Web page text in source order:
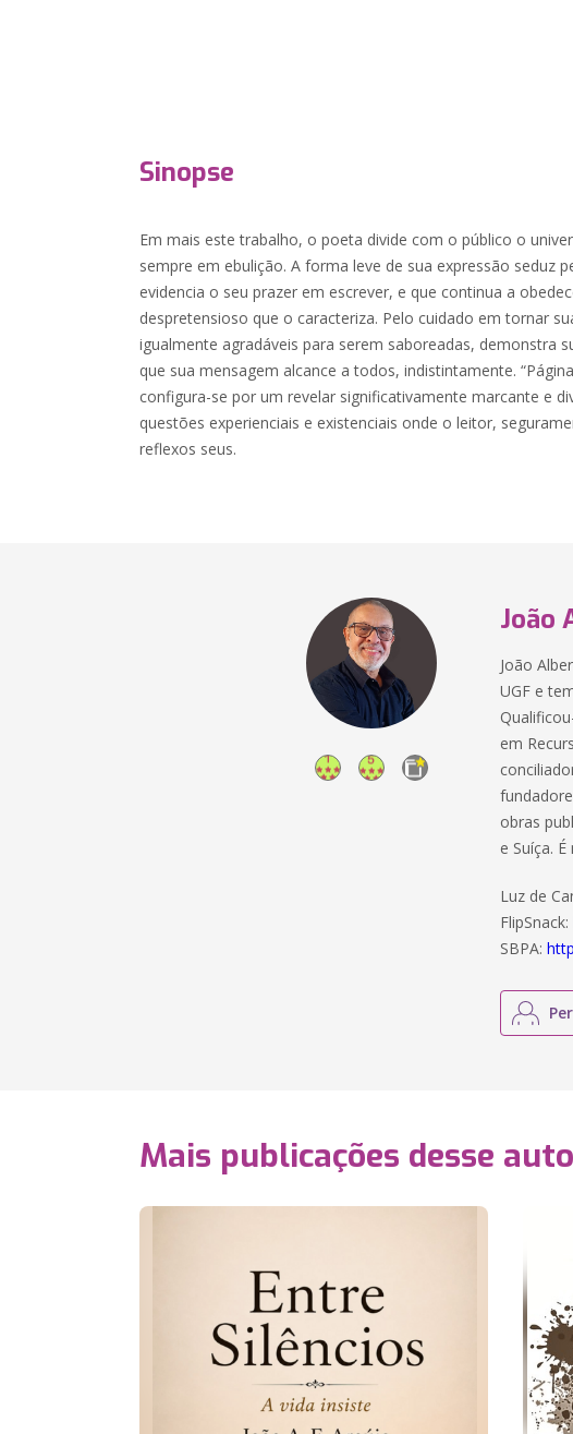
Sinopse
Em mais este trabalho, o poeta divide com o público o
sempre em ebulição. A forma leve de sua expressão seduz
evidencia o seu prazer em escrever, e que continua a
despretensioso que o caracteriza. Pelo cuidado em tornar
igualmente agradáveis para serem saboreadas, demonstra
que sua mensagem alcance a todos, indistintamente.
configura-se por um revelar significativamente marcante e
questões experienciais e existenciais onde o leitor,
reflexos seus.
João
João
UGF e
em
obras
e Suíça.
Luz de
FlipSnack:
SBPA:
Mais publicações desse